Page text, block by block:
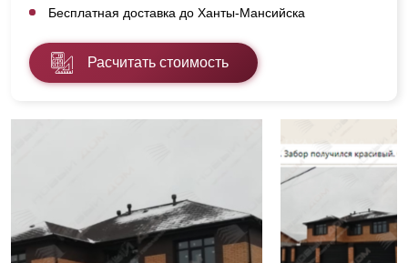
Бесплатная доставка до Ханты-Мансийска
Расчитать стоимость